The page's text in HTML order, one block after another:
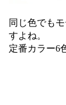
同じ色でも
すよね。
定番カラー6